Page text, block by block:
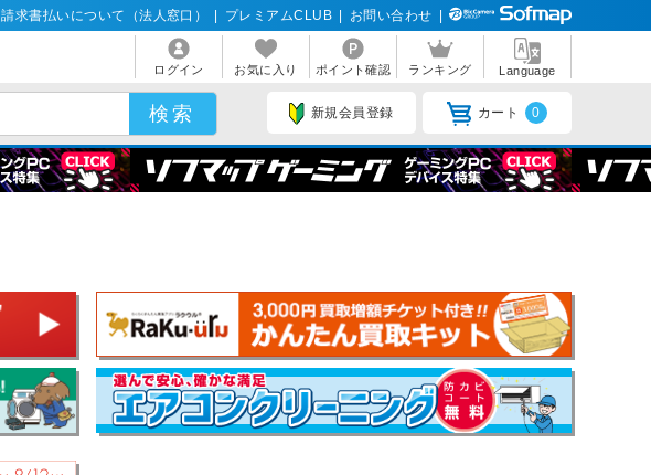
請求書払いについて（法人窓口） プレミアムCLUB お問い合わせ
ログイン お気に入り ポイント確認 ランキング Language
新規会員登録 カート 0